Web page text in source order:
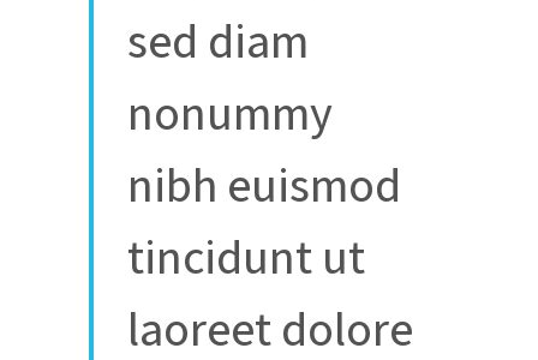
sed diam
nonummy
nibh euismod
tincidunt ut
laoreet dolore